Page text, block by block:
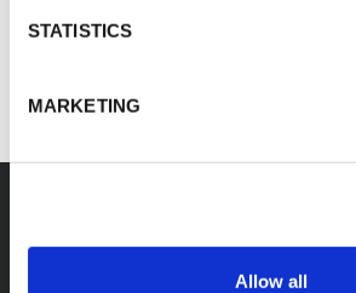
STATISTICS
MARKETING
Allow all